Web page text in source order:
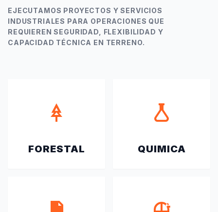
EJECUTAMOS PROYECTOS Y SERVICIOS
INDUSTRIALES PARA OPERACIONES QUE
REQUIEREN SEGURIDAD, FLEXIBILIDAD Y
CAPACIDAD TÉCNICA EN TERRENO.
FORESTAL QUIMICA